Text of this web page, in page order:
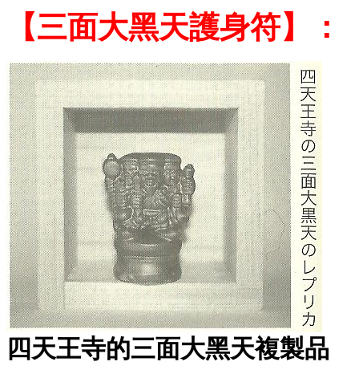
【三面大黑天護身符】：
四天王寺的三面大黑天複製品